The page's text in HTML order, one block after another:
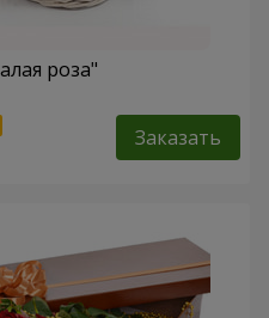
роза"
Заказать